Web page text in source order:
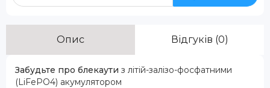
Опис Відгуків (0)
Забудьте про блекаути з літій-залізо-фосфатними
(LiFePO4) акумулятором